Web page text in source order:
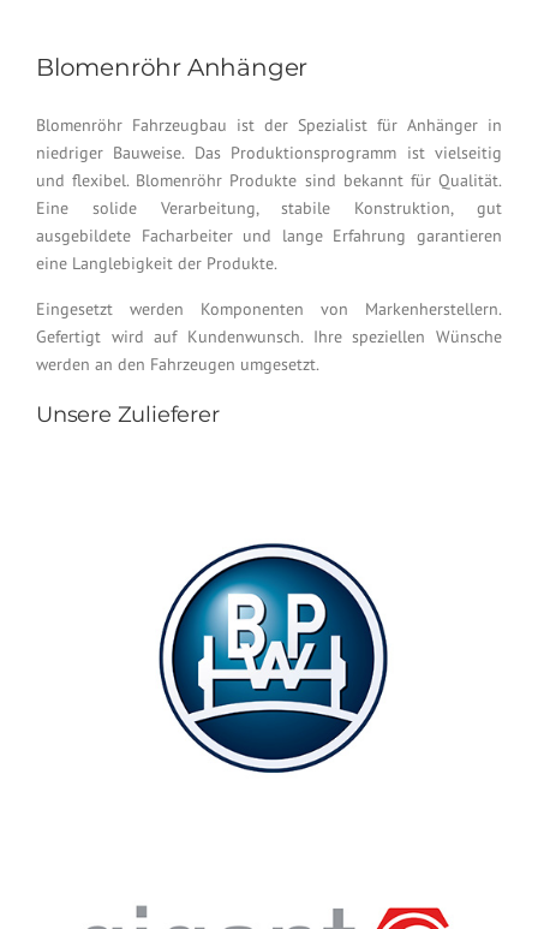
Blomenröhr Anhänger
Blomenröhr Fahrzeugbau ist der Spezialist für Anhänger in
niedriger Bauweise. Das Produktionsprogramm ist vielseitig
und flexibel. Blomenröhr Produkte sind bekannt für Qualität.
Eine solide Verarbeitung, stabile Konstruktion, gut
ausgebildete Facharbeiter und lange Erfahrung garantieren
eine Langlebigkeit der Produkte.
Eingesetzt werden Komponenten von Markenherstellern.
Gefertigt wird auf Kundenwunsch. Ihre speziellen Wünsche
werden an den Fahrzeugen umgesetzt.
Unsere Zulieferer